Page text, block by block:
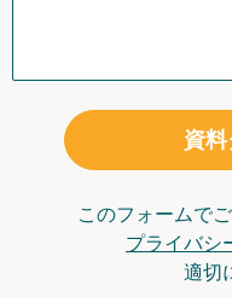
資
このフォームで
プライバシ
適切